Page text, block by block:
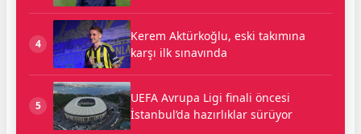
4
Kerem Aktürkoğlu, eski takımına
karşı ilk sınavında
5
UEFA Avrupa Ligi finali öncesi
İstanbul’da hazırlıklar sürüyor